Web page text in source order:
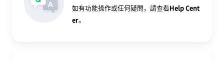
如有功能操作或任何疑問，請查看Help Cent
er。